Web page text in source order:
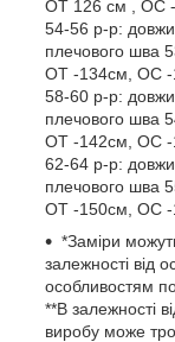
ОТ 126 см , OC
54-56 р-р:
плечового шва
ОТ -134см, OC -
58-60 р-р:
плечового шва
ОТ -142см, OC -
62-64 р-р:
плечового шва
ОТ -150см, OC -
*Заміри
залежності від
особливостям
**В залежності
виробу може